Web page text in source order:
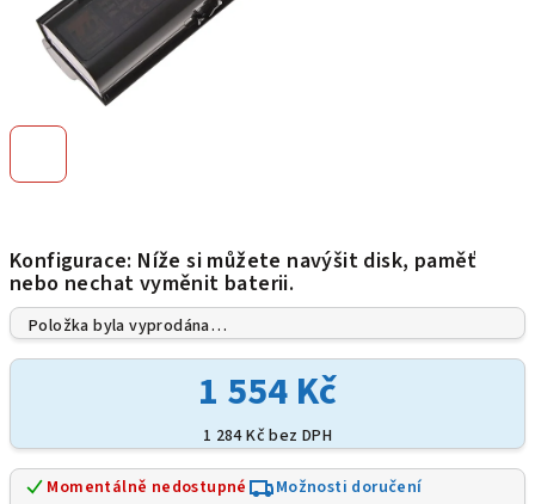
Konfigurace: Níže si můžete navýšit disk, paměť
nebo nechat vyměnit baterii.
Položka byla vyprodána…
1 554 Kč
1 284 Kč bez DPH
Momentálně nedostupné
Možnosti doručení